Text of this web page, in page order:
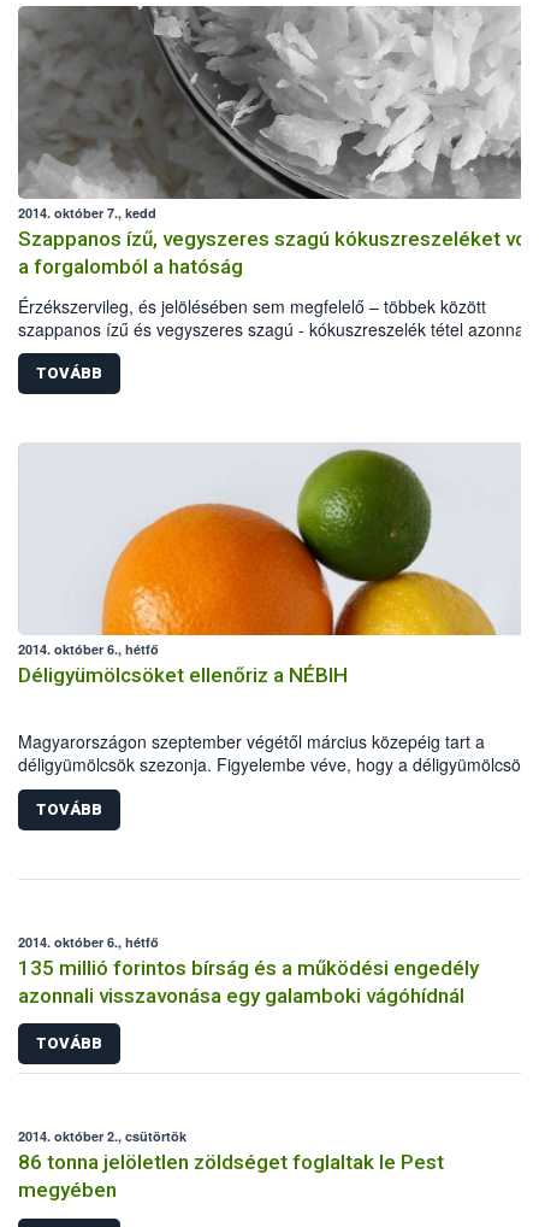
2014. október 7., kedd
Szappanos ízű, vegyszeres szagú kókuszreszeléket
a forgalomból a hatóság
Érzékszervileg, és jelölésében sem megfelelő – többek között
szappanos ízű és vegyszeres szagú - kókuszreszelék tétel azonnali
hatályú visszahívását rendelte el az élelmiszerlánc felügyeleti
minőségi problémákon túl a Lacikonyha Magyarország Kft. által
forgalmazott, 2014. november 25-i minőség megőrzési idejű
TOVÁBB
2014. október 6., hétfő
Déligyümölcsöket ellenőriz a NÉBIH
Magyarországon szeptember végétől március közepéig tart a
déligyümölcsök szezonja. Figyelembe véve, hogy a déligyümölcsök
minősége a szezon kezdeti szakaszában nem mindig kielégítő, Dr.
Fazekas Sándor földművelésügyi miniszter elrendelte, hogy a
kiemelten ellenőrizze e termékek minőségét. Az ellenőrzések során
avokádót és a kereskedők polcain egyre nagyobb mennyiségben
déligyümölcs-fogyasztás közel 12 kilogramm.
TOVÁBB
2014. október 6., hétfő
135 millió forintos bírság és a működési engedély
azonnali visszavonása egy galamboki vágóhídnál
TOVÁBB
2014. október 2., csütörtök
86 tonna jelöletlen zöldséget foglaltak le Pest
megyében